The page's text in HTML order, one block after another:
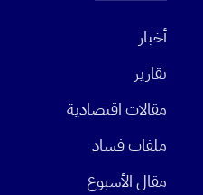
أخبار
تقارير
مقالات اقتصادية
ملفات فساد
مقال الأسبوع